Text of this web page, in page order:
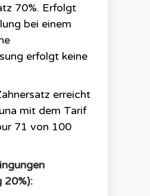
70%. Erfolgt
bei einem
erfolgt keine
erreicht
mit dem Tarif
71 von 100
20%):